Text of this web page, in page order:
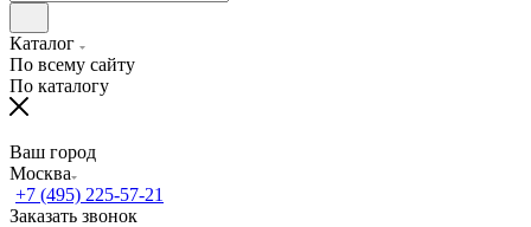
Каталог
По всему сайту
По каталогу
Ваш город
Москва
+7 (495) 225-57-21
Заказать звонок